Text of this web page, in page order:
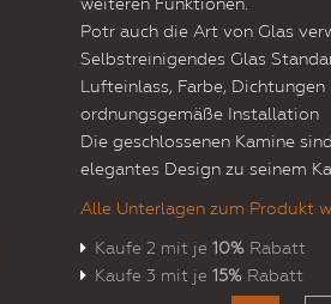
weiteren Funktionen.
Potr auch die Art von Glas
Selbstreinigendes Glas
Lufteinlass, Farbe,
ordnungsgemäße Installation
Die geschlossenen Kamine
elegantes Design zu seinem
Alle Unterlagen zum Produkt
Kaufe 2 mit je 10% Rabatt
Kaufe 3 mit je 15% Rabatt